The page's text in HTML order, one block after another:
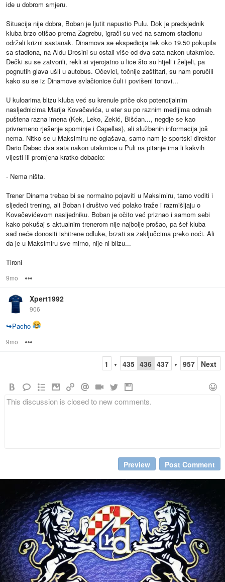
ide u dobrom smjeru.
Situacija nije dobra, Boban je ljutit napustio Pulu. Dok je predsjednik
kluba brzo otišao prema Zagrebu, igrači su već na samom stadionu
održali krizni sastanak. Dinamova se ekspedicija tek oko 19.50 pokupila
sa stadiona, na Aldu Drosini su ostali više od dva sata nakon utakmice.
Dečki su se zatvorili, rekli si vjerojatno u lice što su htjeli i željeli, pa
pognutih glava ušli u autobus. Očevici, točnije zaštitari, su nam poručili
kako su se iz Dinamove svlačionice čuli i povišeni tonovi...
U kuloarima blizu kluba već su krenule priče oko potencijalnim
nasljednicima Marija Kovačevića, u eter su po raznim medijima odmah
puštena razna imena (Kek, Leko, Zekić, Bišćan..., negdje se kao
privremeno rješenje spominje i Capellas), ali službenih informacija još
nema. Nitko se u Maksimiru ne oglašava, samo nam je sportski direktor
Dario Dabac dva sata nakon utakmice u Puli na pitanje ima li kakvih
vijesti ili promjena kratko dobacio:
- Nema ništa.
Trener Dinama trebao bi se normalno pojaviti u Maksimiru, tamo voditi i
sljedeći trening, ali Boban i društvo već polako traže i razmišljaju o
Kovačevićevom nasljedniku. Boban je očito već priznao i samom sebi
kako pokušaj s aktualnim trenerom nije najbolje prošao, pa šef kluba
sad neće donositi ishitrene odluke, brzati sa zaključcima preko noći. Ali
da je u Maksimiru sve mirno, nije ni blizu...
Tironi
9mo
Xpert1992
906
↪Pacho
9mo
1 ▼ 435 436 437 ▼ 957 Next